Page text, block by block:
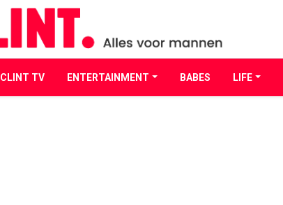
CLINT TV ENTERTAINMENT BABES LIFE